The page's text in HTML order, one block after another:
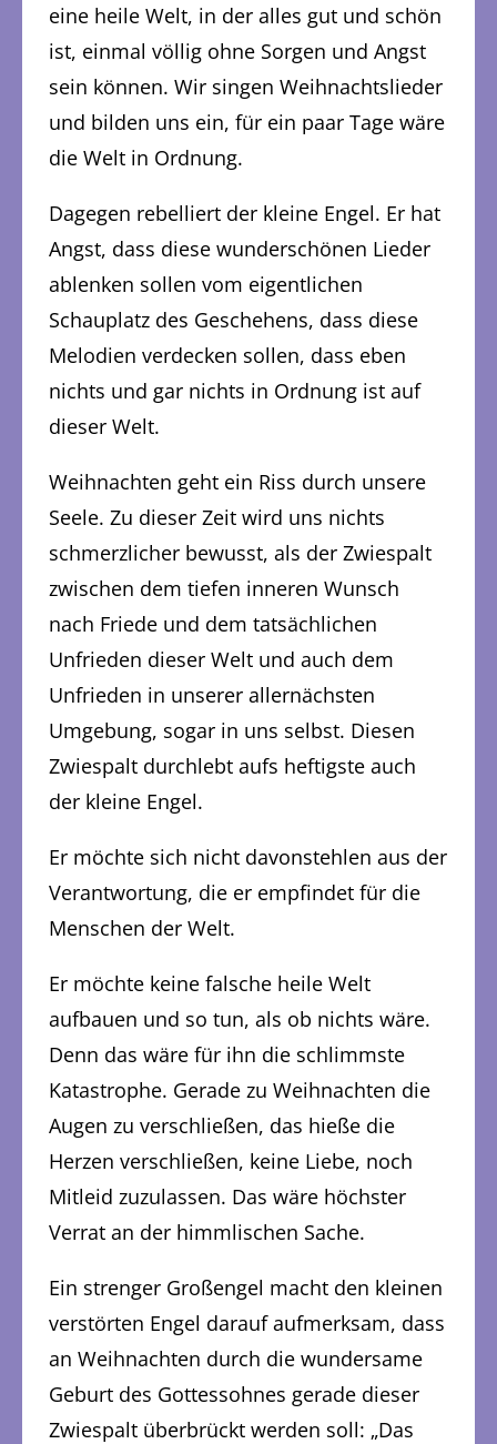
eine heile Welt, in der alles gut und schön
ist, einmal völlig ohne Sorgen und Angst
sein können. Wir singen Weihnachtslieder
und bilden uns ein, für ein paar Tage wäre
die Welt in Ordnung.
Dagegen rebelliert der kleine Engel. Er hat
Angst, dass diese wunderschönen Lieder
ablenken sollen vom eigentlichen
Schauplatz des Geschehens, dass diese
Melodien verdecken sollen, dass eben
nichts und gar nichts in Ordnung ist auf
dieser Welt.
Weihnachten geht ein Riss durch unsere
Seele. Zu dieser Zeit wird uns nichts
schmerzlicher bewusst, als der Zwiespalt
zwischen dem tiefen inneren Wunsch
nach Friede und dem tatsächlichen
Unfrieden dieser Welt und auch dem
Unfrieden in unserer allernächsten
Umgebung, sogar in uns selbst. Diesen
Zwiespalt durchlebt aufs heftigste auch
der kleine Engel.
Er möchte sich nicht davonstehlen aus der
Verantwortung, die er empfindet für die
Menschen der Welt.
Er möchte keine falsche heile Welt
aufbauen und so tun, als ob nichts wäre.
Denn das wäre für ihn die schlimmste
Katastrophe. Gerade zu Weihnachten die
Augen zu verschließen, das hieße die
Herzen verschließen, keine Liebe, noch
Mitleid zuzulassen. Das wäre höchster
Verrat an der himmlischen Sache.
Ein strenger Großengel macht den kleinen
verstörten Engel darauf aufmerksam, dass
an Weihnachten durch die wundersame
Geburt des Gottessohnes gerade dieser
Zwiespalt überbrückt werden soll: „Das